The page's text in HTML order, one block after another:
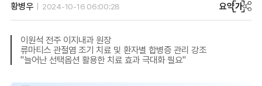
황병우 2024-10-16 06:00:28 요약가
이원석 전주 이지내과 원장
류마티스 관절염 조기 치료 및 환자별 합병증 관리 강조
"늘어난 선택옵션 활용한 치료 효과 극대화 필요"